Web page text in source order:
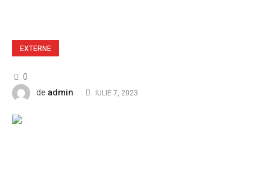
EXTERNE
0
de admin IULIE 7, 2023